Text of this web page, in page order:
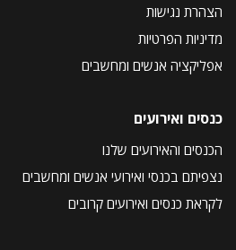
הצהרת נגישות
מדיניות הפרטיות
אפליקציה אנשים ומחשבים
כנסים ואירועים
הכנסים והאירועים שלנו
נצפיתם בכנסי ואירועי אנשים ומחשבים
לקראת כנסים ואירועים קרובים